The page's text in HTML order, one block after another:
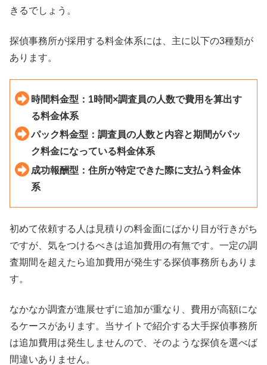
きるでしょう。
探偵事務所が採用する料金体系には、主に以下の3種類が
あります。
時間料金型：1時間×調査員の人数で費用を算出す
る料金体系
パック料金型：調査員の人数と内容と期間がパッ
ク料金になっている料金体系
成功報酬型：住所が特定できた際に支払う料金体
系
初めて依頼する人は見積りの料金面にばかり目が行きがち
ですが、気をつけるべきは追加費用の有無です。一定の調
査期間を超えたら追加費用が発生する探偵事務所もありま
す。
なかなか調査が進展せずに追加が重なり、費用が高額にな
るケースがあります。当サイトで紹介する大手探偵事務所
は追加費用は発生しませんので、そのような探偵を選べば
間違いありません。